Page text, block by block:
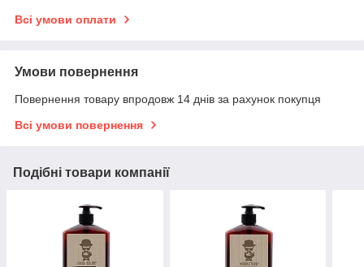
Всі умови оплати
Умови повернення
Повернення товару впродовж 14 днів за рахунок покупця
Всі умови повернення
Подібні товари компанії